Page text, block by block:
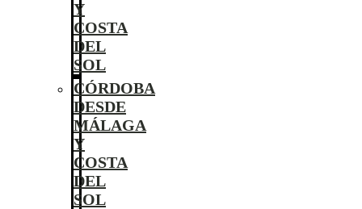
Y
COSTA
DEL
SOL
CÓRDOBA
DESDE
MÁLAGA
Y
COSTA
DEL
SOL